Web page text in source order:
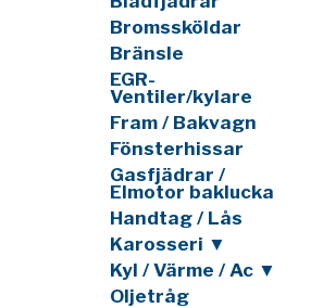
Bromssköldar
Bränsle
EGR-
Ventiler/kylare
Fram / Bakvagn
Fönsterhissar
Gasfjädrar /
Elmotor baklucka
Handtag / Lås
Karosseri ▼
Kyl / Värme / Ac ▼
Oljetråg